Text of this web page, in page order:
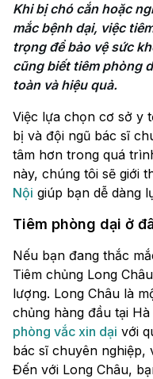
Khi bị chó cắn hoặc
mắc bệnh dại, việc
trọng để bảo vệ sức
cũng biết tiêm phòng
toàn và hiệu quả.
Việc lựa chọn cơ sở y
bị và đội ngũ bác sĩ
tâm hơn trong quá
này, chúng tôi sẽ giới
Nội giúp bạn dễ dàng
Tiêm phòng dại ở
Nếu bạn đang thắc
Tiêm chủng Long
lượng. Long Châu là
chủng hàng đầu tại
phòng vắc xin dại với
bác sĩ chuyên nghiệp,
Đến với Long Châu,